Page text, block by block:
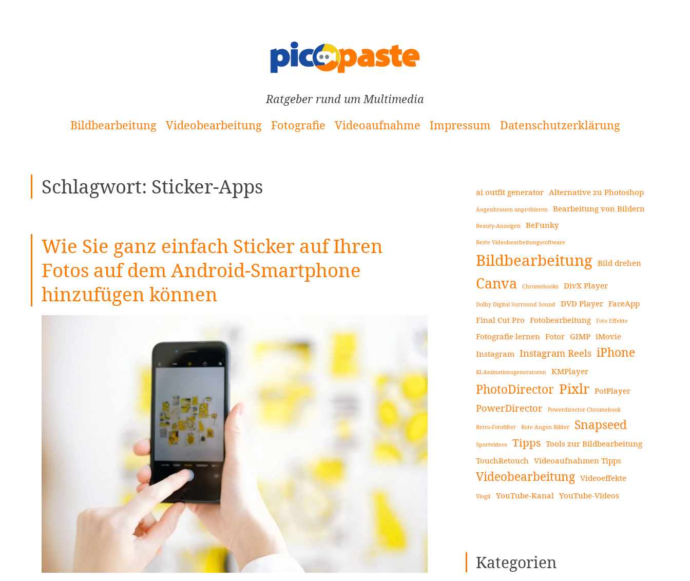
Ratgeber rund um Multimedia
Bildbearbeitung
Videobearbeitung Fotografie Videoaufnahme Impressum Datenschutzerklärung
Schlagwort: Sticker-Apps
Wie Sie ganz einfach Sticker auf Ihren
Fotos auf dem Android-Smartphone
hinzufügen können
Seitenleiste
ai outfit generator Alternative zu Photoshop
Augenbrauen anprobieren Bearbeitung von Bildern
Beauty-Anzeigen BeFunky
Beste Videobearbeitungssoftware
Bildbearbeitung Bild drehen
Canva Chromebooks DivX Player
Dolby Digital Surround Sound DVD Player FaceApp
Final Cut Pro Fotobearbeitung Foto Effekte
Fotografie lernen Fotor GIMP iMovie
Instagram Instagram Reels iPhone
KI-Animationsgeneratoren KMPlayer
PhotoDirector Pixlr PotPlayer
PowerDirector Powerdirector Chromebook
Retro-Fotofilter Rote Augen Bilder Snapseed
Sportvideos Tipps Tools zur Bildbearbeitung
TouchRetouch
Videoaufnahmen Tipps
Videobearbeitung Videoeffekte
Vlogit YouTube-Kanal YouTube-Videos
Kategorien